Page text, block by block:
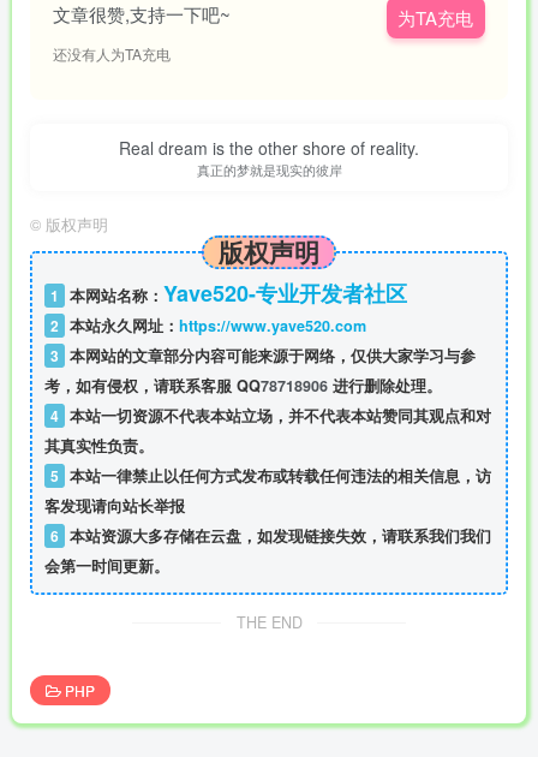
文章很赞,支持一下吧~
还没有人为TA充电
为TA充电
Real dream is the other shore of reality.
真正的梦就是现实的彼岸
© 版权声明
版权声明
1 本网站名称： Yave520-专业开发者社区
2 本站永久网址： https://www.yave520.com
3 本网站的文章部分内容可能来源于网络，仅供大家学习与参
考，如有侵权，请联系客服 QQ78718906 进行删除处理。
4 本站一切资源不代表本站立场，并不代表本站赞同其观点和对
其真实性负责。
5 本站一律禁止以任何方式发布或转载任何违法的相关信息，访
客发现请向站长举报
6 本站资源大多存储在云盘，如发现链接失效，请联系我们我们
会第一时间更新。
THE END
PHP